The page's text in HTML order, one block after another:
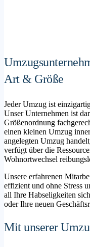
Art & Größe
Jeder Umzug ist
Unser Unternehmen ist
Größenordnung
einen kleinen Umzug
angelegten Umzug
verfügt über die
Wohnortwechsel
Unsere erfahrenen
effizient und ohne Stress
all Ihre Habseligkeiten
oder Ihre neuen
Mit unserer